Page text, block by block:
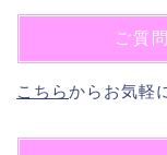
ご質
こちらからお気軽